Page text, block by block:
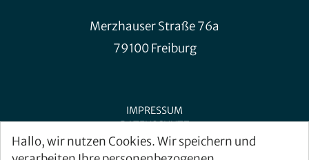
Merzhauser Straße 76a
79100 Freiburg
IMPRESSUM
DATENSCHUTZ
Hallo, wir nutzen Cookies. Wir speichern und